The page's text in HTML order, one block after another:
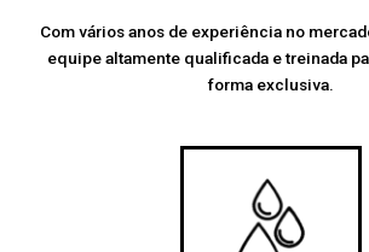
Com vários anos de experiência no
equipe altamente qualificada e treinada
forma exclusiva.